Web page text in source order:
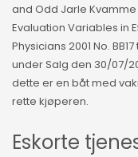
and Odd Jarle Kvamme
Evaluation Variables in
Physicians 2001 No.
under Salg den 30/07/
dette er en båt med
rette kjøperen.
Eskorte